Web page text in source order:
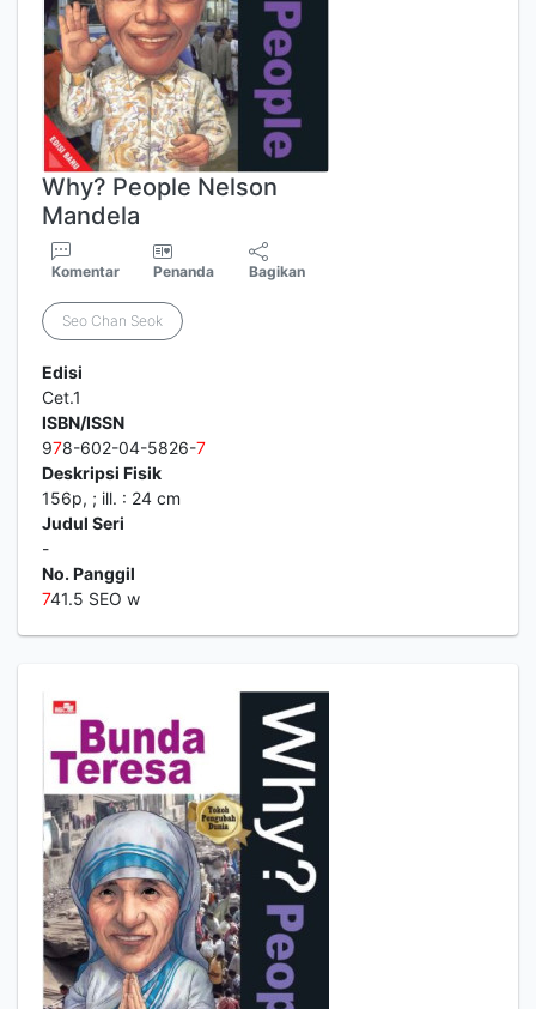
Why? People Nelson
Mandela
Komentar Penanda Bagikan
Seo Chan Seok
Edisi
Cet.1
ISBN/ISSN
978-602-04-5826-7
Deskripsi Fisik
156p, ; ill. : 24 cm
Judul Seri
-
No. Panggil
741.5 SEO w